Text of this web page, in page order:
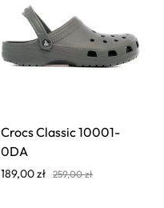
Crocs Classic 10001-
0DA
189,00zł 259,00zł